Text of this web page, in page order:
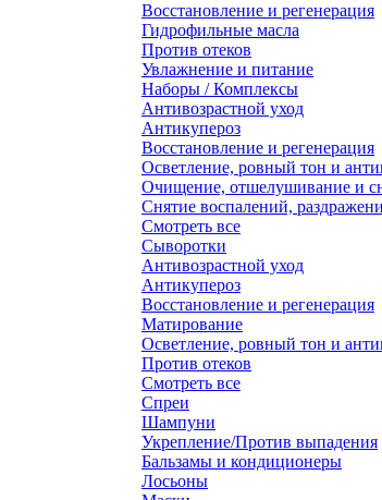
Восстановление и регенерация
Гидрофильные масла
Против отеков
Увлажнение и питание
Наборы / Комплексы
Антивозрастной уход
Антикупероз
Восстановление и регенерация
Осветление, ровный тон и
Очищение, отшелушивание и
Снятие воспалений,
Смотреть все
Сыворотки
Антивозрастной уход
Антикупероз
Восстановление и регенерация
Матирование
Осветление, ровный тон и
Против отеков
Смотреть все
Спреи
Шампуни
Укрепление/Против выпадения
Бальзамы и кондиционеры
Лосьоны